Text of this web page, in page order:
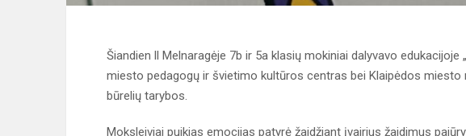
Šiandien ll Melnaragėje 7b ir 5a klasių mokiniai dalyvavo
miesto pedagogų ir švietimo kultūros centras bei Klaipėdos
būrelių tarybos.
Moksleiviai puikias emocijas patyrė žaidžiant įvairius žaidimus